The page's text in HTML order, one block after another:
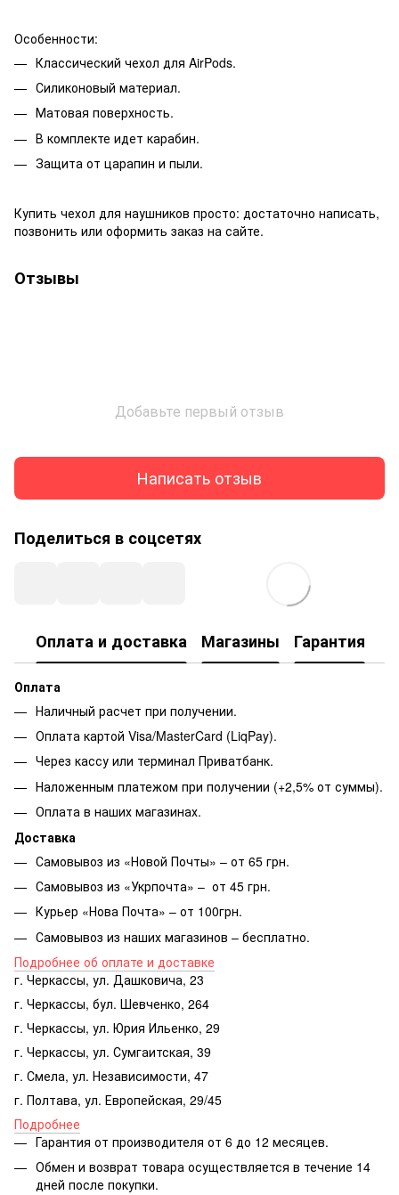
Особенности:
Классический чехол для AirPods.
Силиконовый материал.
Матовая поверхность.
В комплекте идет карабин.
Защита от царапин и пыли.
Купить чехол для наушников просто: достаточно написать,
позвонить или оформить заказ на сайте.
Отзывы
Добавьте первый отзыв
Написать отзыв
Поделиться в соцсетях
Оплата и доставка Магазины Гарантия
Оплата
Наличный расчет при получении.
Оплата картой Visa/MasterCard (LiqPay).
Через кассу или терминал Приватбанк.
Наложенным платежом при получении (+2,5% от суммы).
Оплата в наших магазинах.
Доставка
Самовывоз из «Новой Почты» – от 65 грн.
Самовывоз из «Укрпочта» – от 45 грн.
Курьер «Нова Почта» – от 100грн.
Самовывоз из наших магазинов – бесплатно.
Подробнее об оплате и доставке
г. Черкассы, ул. Дашковича, 23
г. Черкассы, бул. Шевченко, 264
г. Черкассы, ул. Юрия Ильенко, 29
г. Черкассы, ул. Сумгаитская, 39
г. Смела, ул. Независимости, 47
г. Полтава, ул. Европейская, 29/45
Подробнее
Гарантия от производителя от 6 до 12 месяцев.
Обмен и возврат товара осуществляется в течение 14
дней после покупки.